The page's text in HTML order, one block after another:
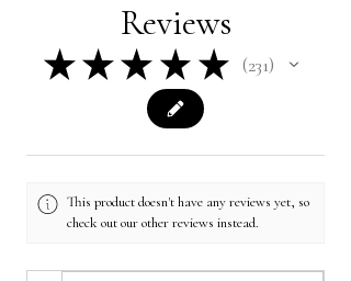
Reviews
★★★ ★ ★ 231
231
This product doesn't have any reviews yet, so
check out our other reviews instead.